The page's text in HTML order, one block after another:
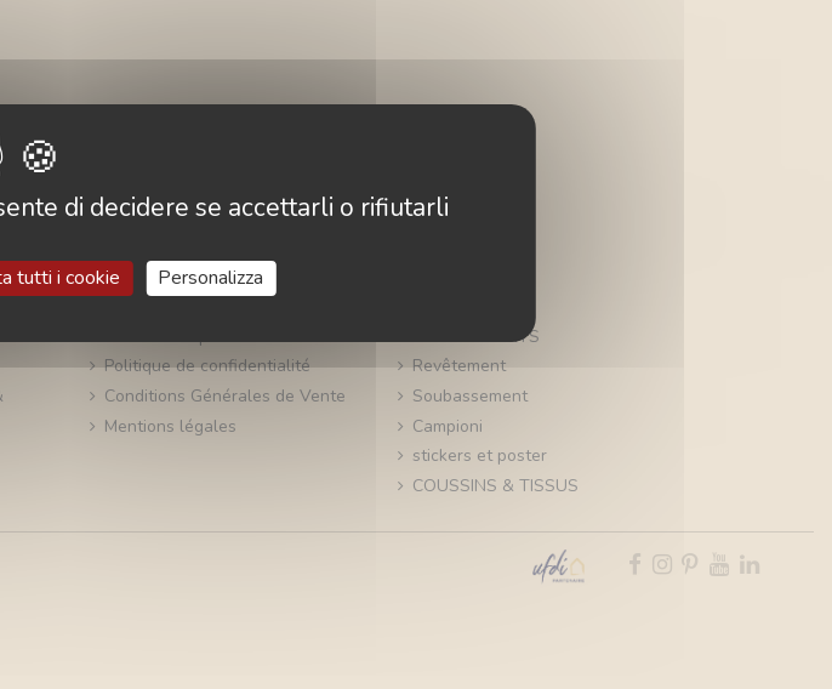
Commandes
Politique de confidentialité
Conditions Générales de Vente
Mentions légales
PAPIERS PEINTS
Revêtement
Soubassement
Campioni
stickers et poster
COUSSINS & TISSUS
di decidere se accettarli o rifiutarli
tutti i cookie Personalizza